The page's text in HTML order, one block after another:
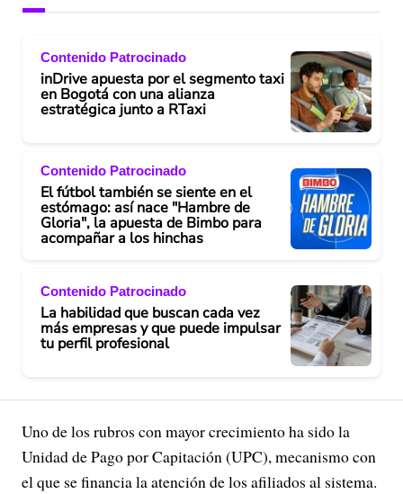
Contenido Patrocinado
inDrive apuesta por el segmento taxi
en Bogotá con una alianza
estratégica junto a RTaxi
Contenido Patrocinado
El fútbol también se siente en el
estómago: así nace "Hambre de
Gloria", la apuesta de Bimbo para
acompañar a los hinchas
Contenido Patrocinado
La habilidad que buscan cada vez
más empresas y que puede impulsar
tu perfil profesional
Uno de los rubros con mayor crecimiento ha sido la
Unidad de Pago por Capitación (UPC), mecanismo con
el que se financia la atención de los afiliados al sistema.